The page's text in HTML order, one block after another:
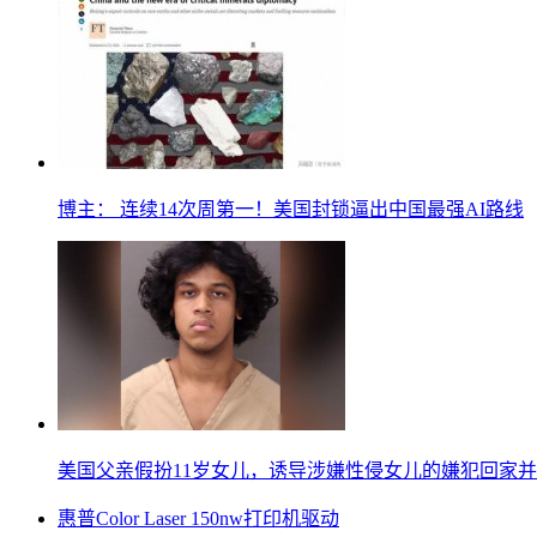
博主： 连续14次周第一！美国封锁逼出中国最强AI路线
美国父亲假扮11岁女儿，诱导涉嫌性侵女儿的嫌犯回家
惠普Color Laser 150nw打印机驱动